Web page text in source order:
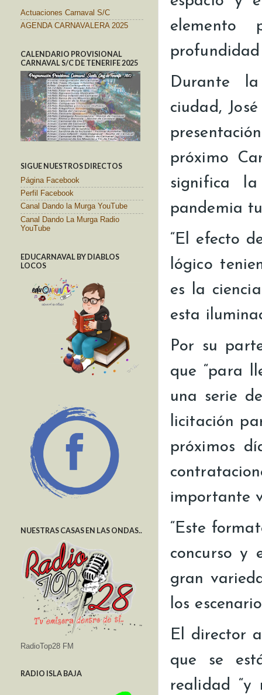
elemento
Durante
ciudad,
próximo
significa
pandemia
“El efecto
lógico
es la
esta
Por su
que “para
una serie
licitación
próximos
importante
“Este
concurso y
gran
los
El director
que se
realidad
Actuaciones Carnaval S/C
AGENDA CARNAVALERA 2025
CALENDARIO PROVISIONAL
CARNAVAL S/C DE TENERIFE 2025
SIGUE NUESTROS DIRECTOS
Página Facebook
Perfil Facebook
Canal Dando la Murga YouTube
Canal Dando La Murga Radio
YouTube
EDUCARNAVAL BY DIABLOS
LOCOS
NUESTRAS CASAS EN LAS ONDAS..
RadioTop28 FM
RADIO ISLA BAJA